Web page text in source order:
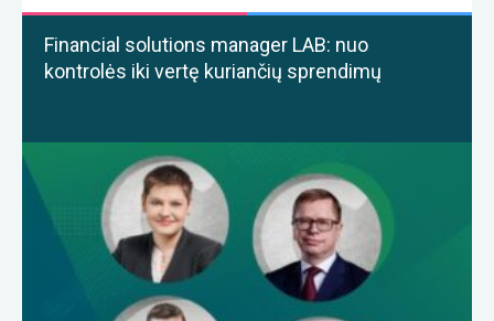
Financial solutions manager LAB: nuo
kontrolės iki vertę kuriančių sprendimų